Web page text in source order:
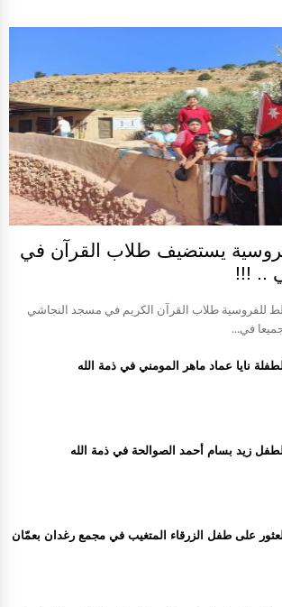
يستضيف طلاب القرآن في
.. !!!
للفروسية طلاب القرآن الكريم في مسجد النجاشي
في...
نايا عماد ماهر المومني في ذمة الله
زيد بسام أحمد الصوالحة في ذمة الله
على طفل الزرقاء المتغيب في مجمع رغدان بعمّان